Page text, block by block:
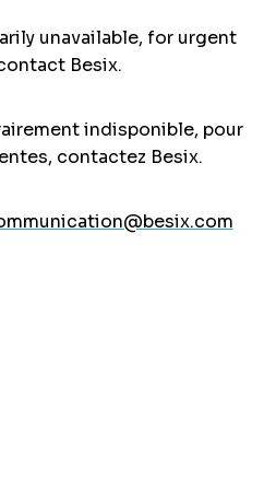
unavailable, for urgent
Besix.
indisponible, pour
contactez Besix.